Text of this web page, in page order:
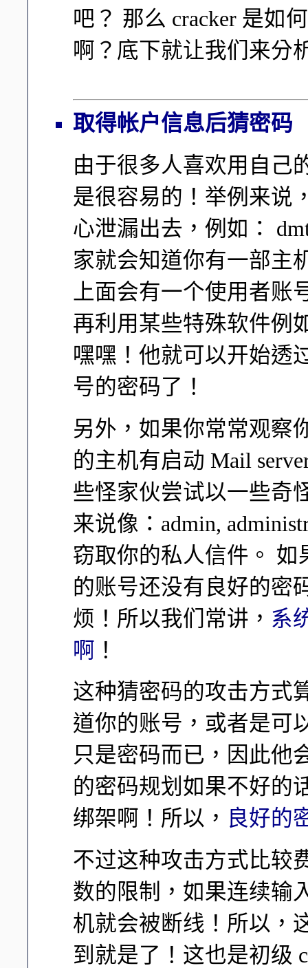
吧？ 那么 cracker 是如
啊？底下就让我们来分
取得帐户信息后猜密码
由于很多人喜欢用自己
是很容易的！举例来说
心泄漏出去，例如：
家就会知道你有一部主
上面会有一个使用者账
再利用某些特殊软件例
嘿嘿！他就可以开始透
号的密码了！
另外，如果你常常观察
的主机有启动 Mail
些怪家伙尝试以一些奇
来说像：admin,
窃取你的私人信件。
的账号还没有良好的密
烦！所以我们常讲， 系
啊 ！
这种猜密码的攻击方式
道你的账号，或者是可
只是密码而已，因此他
的密码规划如果不好的
绑架啊！所以， 良好的
不过这种攻击方式比较
数的限制，如果连续输
机就会被断线！所以，
到就是了！这也是初级